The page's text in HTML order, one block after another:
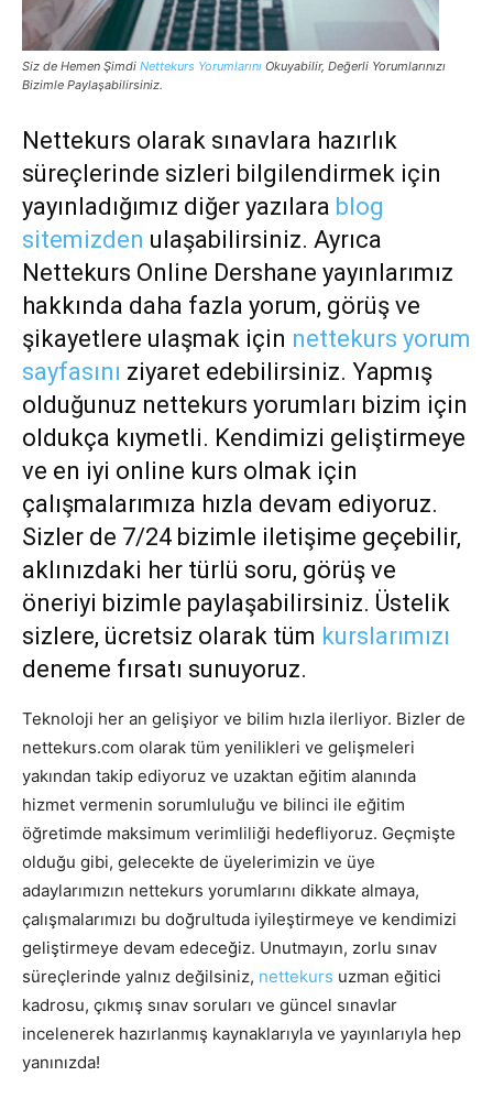
Siz de Hemen Şimdi Nettekurs Yorumlarını Okuyabilir, Değerli Yorumlarınızı
Bizimle Paylaşabilirsiniz.
Nettekurs olarak sınavlara hazırlık
süreçlerinde sizleri bilgilendirmek için
yayınladığımız diğer yazılara blog
sitemizden ulaşabilirsiniz. Ayrıca
Nettekurs Online Dershane yayınlarımız
hakkında daha fazla yorum, görüş ve
şikayetlere ulaşmak için nettekurs yorum
sayfasını ziyaret edebilirsiniz. Yapmış
olduğunuz nettekurs yorumları bizim için
oldukça kıymetli. Kendimizi geliştirmeye
ve en iyi online kurs olmak için
çalışmalarımıza hızla devam ediyoruz.
Sizler de 7/24 bizimle iletişime geçebilir,
aklınızdaki her türlü soru, görüş ve
öneriyi bizimle paylaşabilirsiniz. Üstelik
sizlere, ücretsiz olarak tüm kurslarımızı
deneme fırsatı sunuyoruz.
Teknoloji her an gelişiyor ve bilim hızla ilerliyor. Bizler de
nettekurs.com olarak tüm yenilikleri ve gelişmeleri
yakından takip ediyoruz ve uzaktan eğitim alanında
hizmet vermenin sorumluluğu ve bilinci ile eğitim
öğretimde maksimum verimliliği hedefliyoruz. Geçmişte
olduğu gibi, gelecekte de üyelerimizin ve üye
adaylarımızın nettekurs yorumlarını dikkate almaya,
çalışmalarımızı bu doğrultuda iyileştirmeye ve kendimizi
geliştirmeye devam edeceğiz. Unutmayın, zorlu sınav
süreçlerinde yalnız değilsiniz, nettekurs uzman eğitici
kadrosu, çıkmış sınav soruları ve güncel sınavlar
incelenerek hazırlanmış kaynaklarıyla ve yayınlarıyla hep
yanınızda!